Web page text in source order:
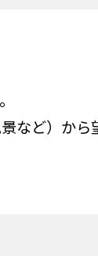
など）か